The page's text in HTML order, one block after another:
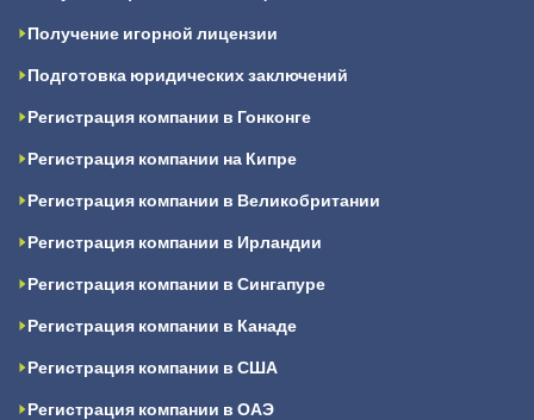
Получение игорной лицензии
Подготовка юридических заключений
Регистрация компании в Гонконге
Регистрация компании на Кипре
Регистрация компании в Великобритании
Регистрация компании в Ирландии
Регистрация компании в Сингапуре
Регистрация компании в Канаде
Регистрация компании в США
Регистрация компании в ОАЭ